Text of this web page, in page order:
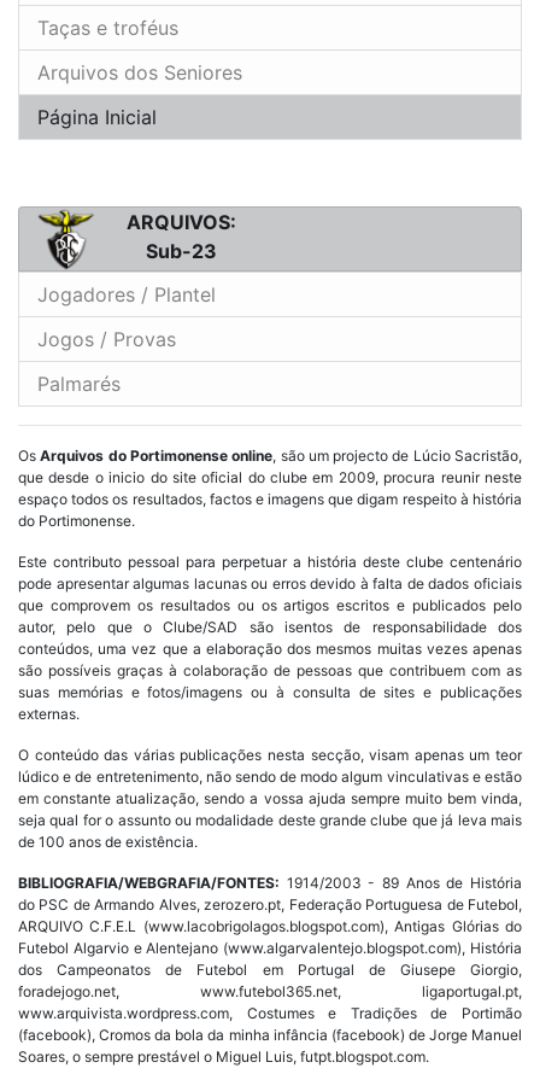
Taças e troféus
Arquivos dos Seniores
Página Inicial
ARQUIVOS:
Sub-23
Jogadores / Plantel
Jogos / Provas
Palmarés
OsArquivos do Portimonense online, são um projecto de Lúcio Sacristão,
que desde o inicio do site oficial do clube em 2009, procura reunir neste
espaço todos os resultados, factos e imagens que digam respeito à história
do Portimonense.
Este contributo pessoal para perpetuar a história deste clube centenário
pode apresentar algumas lacunas ou erros devido à falta de dados oficiais
que comprovem os resultados ou os artigos escritos e publicados pelo
autor, pelo que o Clube/SAD são isentos de responsabilidade dos
conteúdos, uma vez que a elaboração dos mesmos muitas vezes apenas
são possíveis graças à colaboração de pessoas que contribuem com as
suas memórias e fotos/imagens ou à consulta de sites e publicações
externas.
O conteúdo das várias publicações nesta secção, visam apenas um teor
lúdico e de entretenimento, não sendo de modo algum vinculativas e estão
em constante atualização, sendo a vossa ajuda sempre muito bem vinda,
seja qual for o assunto ou modalidade deste grande clube que já leva mais
de 100 anos de existência.
BIBLIOGRAFIA/WEBGRAFIA/FONTES: 1914/2003 - 89 Anos de História
do PSC de Armando Alves, zerozero.pt, Federação Portuguesa de Futebol,
ARQUIVO C.F.E.L (www.lacobrigolagos.blogspot.com), Antigas Glórias do
Futebol Algarvio e Alentejano (www.algarvalentejo.blogspot.com), História
dos Campeonatos de Futebol em Portugal de Giusepe Giorgio,
foradejogo.net, www.futebol365.net, ligaportugal.pt,
www.arquivista.wordpress.com, Costumes e Tradições de Portimão
(facebook), Cromos da bola da minha infância (facebook) de Jorge Manuel
Soares, o sempre prestável o Miguel Luis, futpt.blogspot.com.